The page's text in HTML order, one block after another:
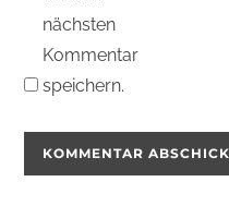
nächsten
Kommentar
speichern.